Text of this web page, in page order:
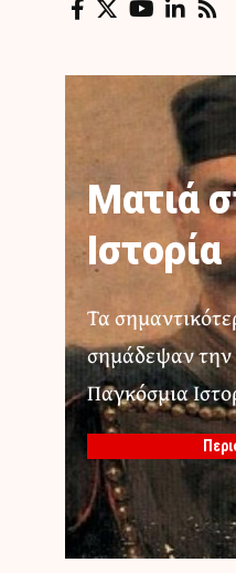
Ματιά
Ιστορία
Τα
σημάδεψαν την
Παγκόσμια